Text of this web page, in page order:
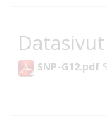
Datasivut
SNP-G12.pdf